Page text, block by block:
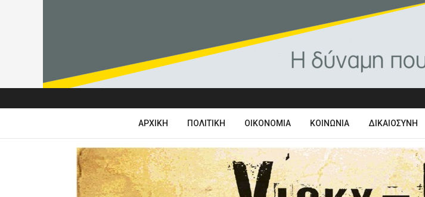
ΑΡΧΙΚΉ ΠΟΛΙΤΙΚΉ ΟΙΚΟΝΟΜΊΑ ΚΟΙΝΩΝΊΑ ΔΙΚΑΙΟΣΎΝΗ